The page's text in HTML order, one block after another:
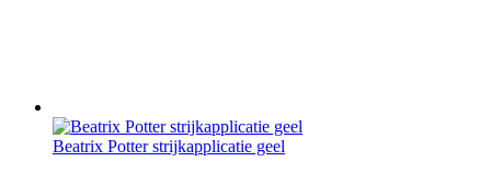
Beatrix Potter strijkapplicatie geel